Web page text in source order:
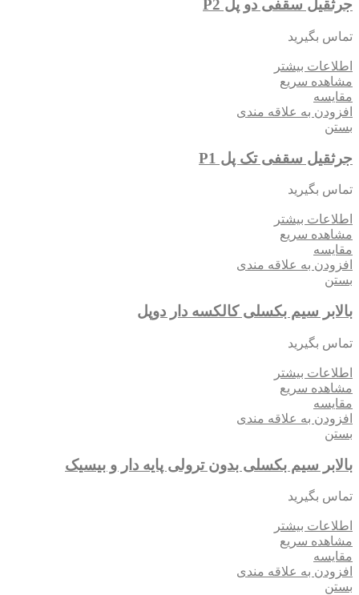
جرثقیل سقفی دو پل P2
تماس بگیرید
اطلاعات بیشتر
مشاهده سریع
مقایسه
افزودن به علاقه مندی
بستن
جرثقیل سقفی تک پل P1
تماس بگیرید
اطلاعات بیشتر
مشاهده سریع
مقایسه
افزودن به علاقه مندی
بستن
بالابر سیم بکسلی کالکسه دار دوپل
تماس بگیرید
اطلاعات بیشتر
مشاهده سریع
مقایسه
افزودن به علاقه مندی
بستن
بالابر سیم بکسلی بدون ترولی پایه دار و بیسیک
تماس بگیرید
اطلاعات بیشتر
مشاهده سریع
مقایسه
افزودن به علاقه مندی
بستن